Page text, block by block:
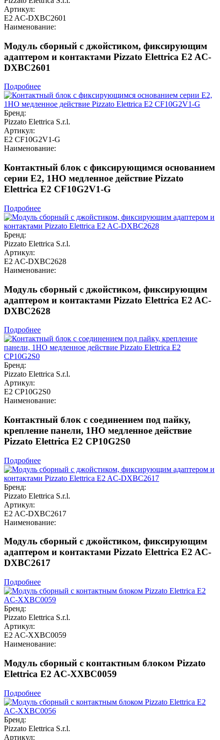
Артикул:
E2 AC-DXBC2601
Наименование:
Модуль сборный с джойстиком, фиксирующим
адаптером и контактами Pizzato Elettrica E2 AC-
DXBC2601
Подробнее
Бренд:
Pizzato Elettrica S.r.l.
Артикул:
E2 CF10G2V1-G
Наименование:
Контактный блок с фиксирующимся основанием
серии E2, 1НО медленное действие Pizzato
Elettrica E2 CF10G2V1-G
Подробнее
Бренд:
Pizzato Elettrica S.r.l.
Артикул:
E2 AC-DXBC2628
Наименование:
Модуль сборный с джойстиком, фиксирующим
адаптером и контактами Pizzato Elettrica E2 AC-
DXBC2628
Подробнее
Бренд:
Pizzato Elettrica S.r.l.
Артикул:
E2 CP10G2S0
Наименование:
Контактный блок с соединением под пайку,
крепление панели, 1НО медленное действие
Pizzato Elettrica E2 CP10G2S0
Подробнее
Бренд:
Pizzato Elettrica S.r.l.
Артикул:
E2 AC-DXBC2617
Наименование:
Модуль сборный с джойстиком, фиксирующим
адаптером и контактами Pizzato Elettrica E2 AC-
DXBC2617
Подробнее
Бренд:
Pizzato Elettrica S.r.l.
Артикул:
E2 AC-XXBC0059
Наименование:
Модуль сборный с контактным блоком Pizzato
Elettrica E2 AC-XXBC0059
Подробнее
Бренд:
Pizzato Elettrica S.r.l.
Артикул: